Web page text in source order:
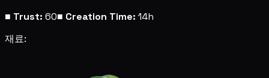
■ Trust: 60■ Creation Time: 14h
재료: